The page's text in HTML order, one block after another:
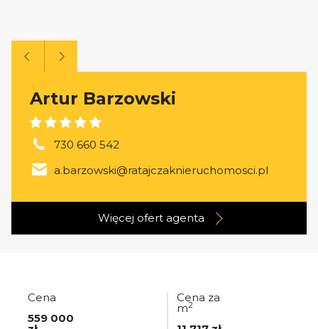
Artur Barzowski
730 660 542
a.barzowski@ratajczaknieruchomosci.pl
Więcej ofert agenta
Cena
559 000
Cena za
m2